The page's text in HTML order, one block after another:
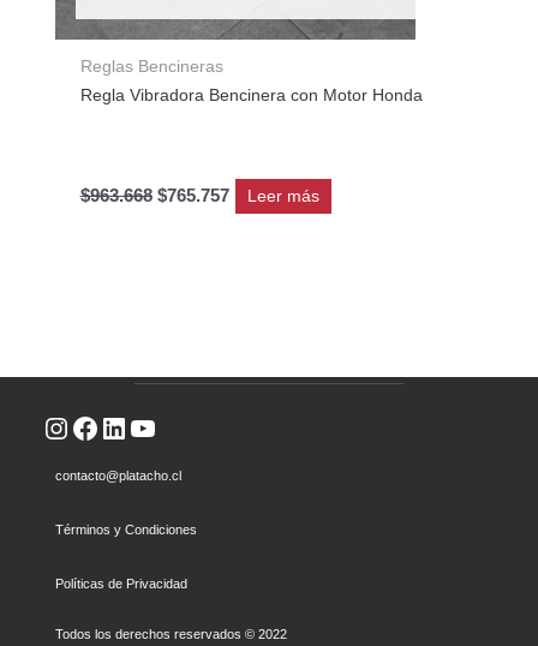
Reglas Bencineras
Regla Vibradora Bencinera con Motor Honda
$963.668 $765.757 Leer más
Instagram
Facebook
LinkedIn
YouTube
contacto@platacho.cl
Términos y Condiciones
Políticas de Privacidad
Todos los derechos reservados © 2022